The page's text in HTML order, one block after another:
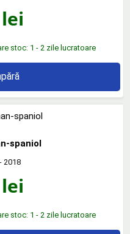
lei
stoc: 1 - 2 zile lucratoare
spaniol
- 2018
lei
stoc: 1 - 2 zile lucratoare